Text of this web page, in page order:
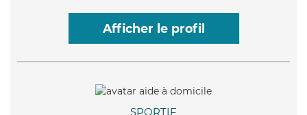
Afficher le profil
SPORTIF